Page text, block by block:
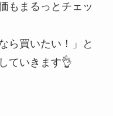
もまるっとチェッ
ら買いたい！」と
ていきます👌